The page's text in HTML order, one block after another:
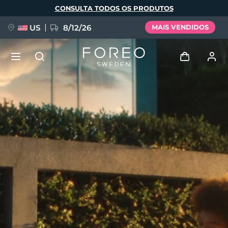
principal
CONSULTA TODOS OS PRODUTOS
US 8/12/26 MAIS VENDIDOS
Perfil de usuário
Meus aparelhos
Meus pedidos
Meus endereços
As minhas subscrições
NOVIDADE
FAQ™ Pure Beauty-Tech Elixir
BREAKING NEWS
issa™ Teeth Whitening Set
Idioma
English Deutsch
Español
Français
Italiano
Português
Svenska
Русский
Türkçe
简体中文 繁體中文